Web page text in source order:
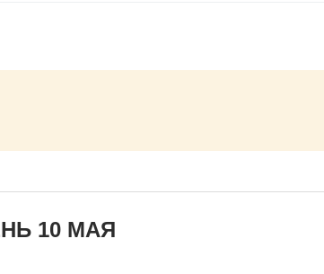
10 МАЯ